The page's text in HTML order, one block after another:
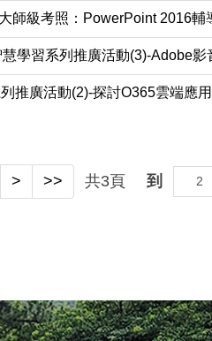
師級考照：PowerPoint 2016輔
學習系列推廣活動(3)-Adobe影
推廣活動(2)-探討O365雲端應
> >> 共3頁 到